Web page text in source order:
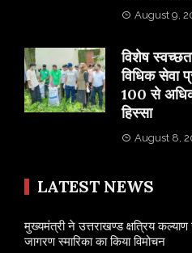
August 9,
विशेष
विधिक सेवा
100 से
हिस्सा
August 8,
LATEST NEWS
मुख्यमंत्री ने उत्तराखण्ड क्षत्रिय कल्याण
जागरण स्मारिका का किया विमोचन